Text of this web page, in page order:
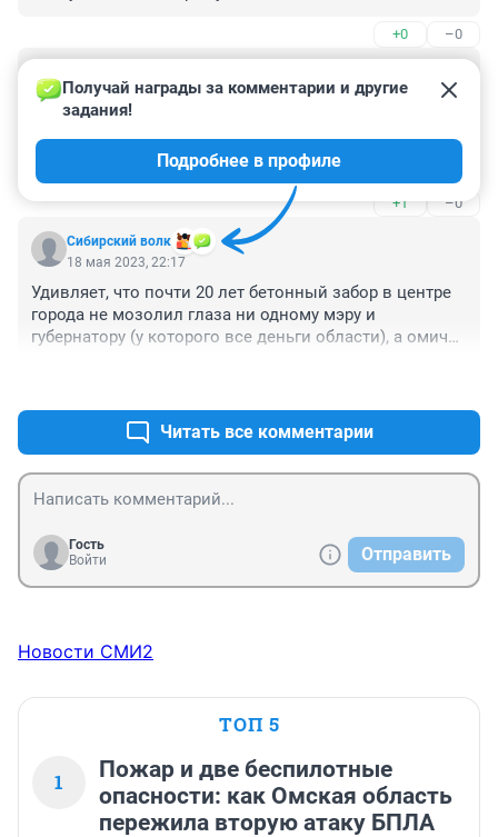
+0 –0
18 мая 2023, 22:18
А сколько таких заборов по городу!!! Не сосчитать! Но
самый, пожалуй, позорный и страшный, это забор
зоопарка юнгородка, тоже на ул. Маршала Жукова!!!!
+1 –0
Сибирский волк
Получай награды за комментарии и другие
задания!
Подробнее в профиле
18 мая 2023, 22:17
Удивляет, что почти 20 лет бетонный забор в центре
города не мозолил глаза ни одному мэру и
губернатору (у которого все деньги области), а омичи
психику, но в центре города должны ставиться на
время капитального строительства.
Читать все комментарии
Гость
Войти
Отправить
Новости СМИ2
ТОП 5
1
Пожар и две беспилотные
опасности: как Омская область
пережила вторую атаку БПЛА